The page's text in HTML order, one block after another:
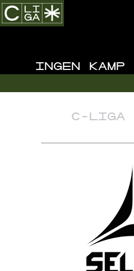
INGEN
C-LIGA